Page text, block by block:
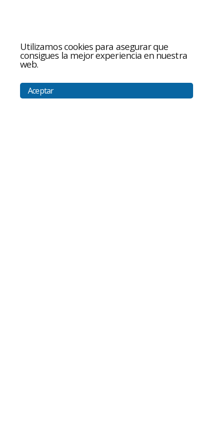
Utilizamos cookies para asegurar que
consigues la mejor experiencia en nuestra
web.
Aceptar